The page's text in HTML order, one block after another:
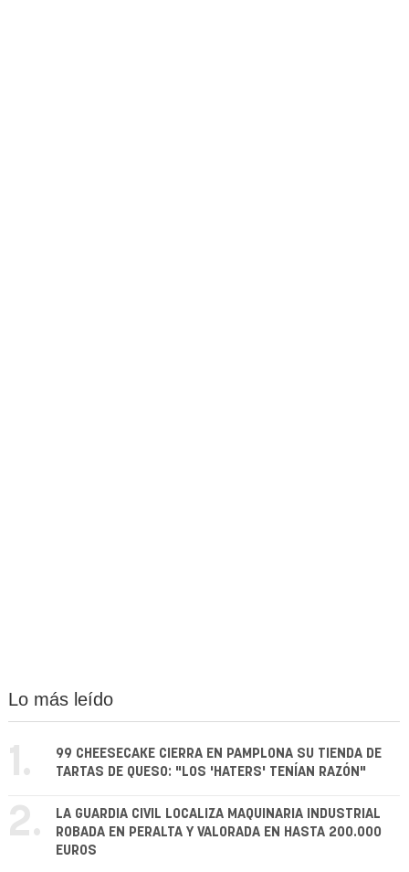
Lo más leído
1.
99 CHEESECAKE CIERRA EN PAMPLONA SU TIENDA DE
TARTAS DE QUESO: "LOS 'HATERS' TENÍAN RAZÓN"
2.
LA GUARDIA CIVIL LOCALIZA MAQUINARIA INDUSTRIAL
ROBADA EN PERALTA Y VALORADA EN HASTA 200.000
EUROS